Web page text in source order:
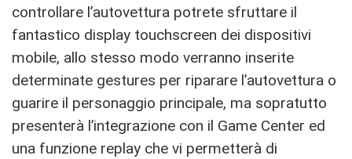
controllare l’autovettura potrete sfruttare il
fantastico display touchscreen dei dispositivi
mobile, allo stesso modo verranno inserite
determinate gestures per riparare l’autovettura o
guarire il personaggio principale, ma sopratutto
presenterà l’integrazione con il Game Center ed
una funzione replay che vi permetterà di